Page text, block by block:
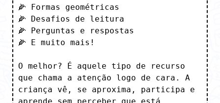
🌽 Formas geométricas
🌽 Desafios de leitura
🌽 Perguntas e respostas
🌽 E muito mais!
O melhor? É aquele tipo de recurso
que chama a atenção logo de cara. A
criança vê, se aproxima, participa e